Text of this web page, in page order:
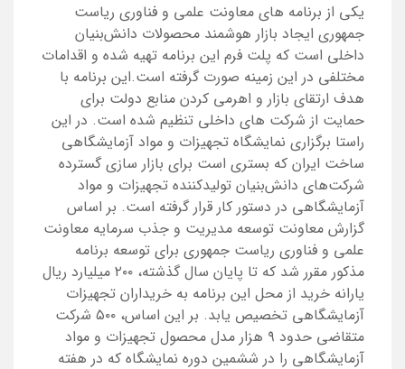
یکی از برنامه های معاونت علمی و فناوری ریاست
جمهوری ایجاد بازار هوشمند محصولات دانش‌بنیان
داخلی است که پلت فرم این برنامه تهیه شده و اقدامات
مختلفی در این زمینه صورت گرفته است.این برنامه با
هدف ارتقای بازار و اهرمی کردن منابع دولت برای
حمایت از شرکت های داخلی تنظیم شده است. در این
راستا برگزاری نمایشگاه تجهیزات و مواد آزمایشگاهی
ساخت ایران که بستری است برای بازار سازی گسترده
شرکت‌های دانش‌بنیان تولیدکننده تجهیزات و مواد
آزمایشگاهی در دستور کار قرار گرفته است. بر اساس
گزارش معاونت توسعه مدیریت و جذب سرمایه معاونت
علمی و فناوری ریاست جمهوری برای توسعه برنامه
مذکور مقرر شد که تا پایان سال گذشته، ۲۰۰ میلیارد ریال
یارانه خرید از محل این برنامه به خریداران تجهیزات
آزمایشگاهی تخصیص یابد. بر این اساس، ۵۰۰ شرکت
متقاضی حدود ۹ هزار مدل محصول تجهیزات و مواد
آزمایشگاهی را در ششمین دوره نمایشگاه که در هفته